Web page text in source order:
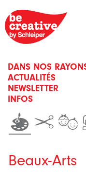
DANS NOS
ACTUALITÉS
NEWSLETTER
INFOS
Beaux-Arts